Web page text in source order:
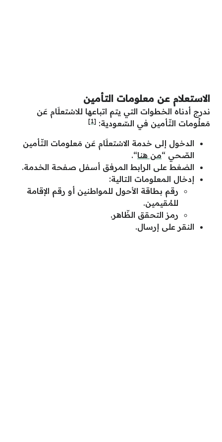
الاستعلام عن معلومات التأمين
ندرج أدناه الخطوات التي يتم اتباعها للاسْتعلَام عَن
مَعلُومات التّأمين في السّعودية: [1]
الدخول إلى خدمة الاسْتعلَام عَن مَعلومات التّأمين
الصّحي “من هنا“.
الضغط على الرابط المرفق أسفل صفحة الخدمة.
إدخال المعلومات التالية:
رقم بطاقة الأحول للمواطنين أو رقم الإقامة
للمُقيمين.
رمز التحقق الظّاهر.
النقر على إرسال.